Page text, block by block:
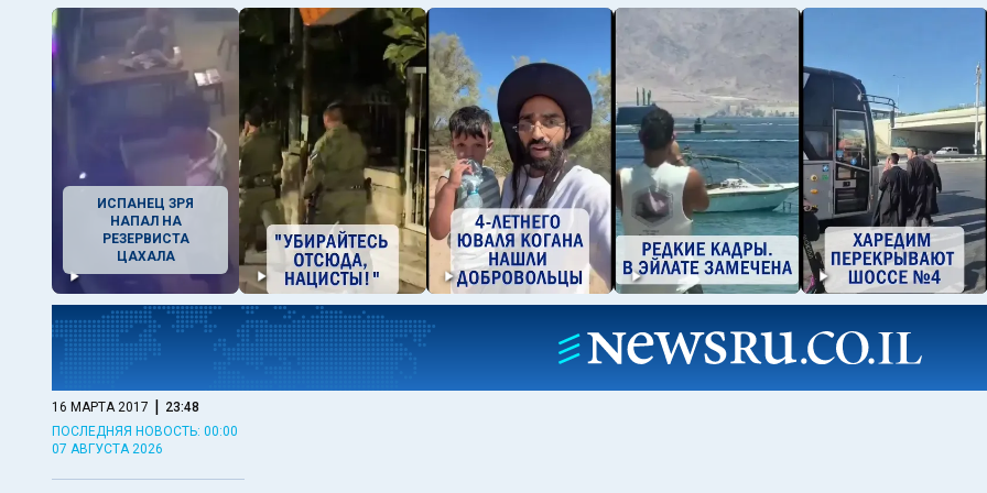
ИСПАНЕЦ ЗРЯ
НАПАЛ НА
РЕЗЕРВИСТА
ЦАХАЛА
16 МАРТА 2017 | 23:48
ПОСЛЕДНЯЯ НОВОСТЬ: 00:00
07 АВГУСТА 2026